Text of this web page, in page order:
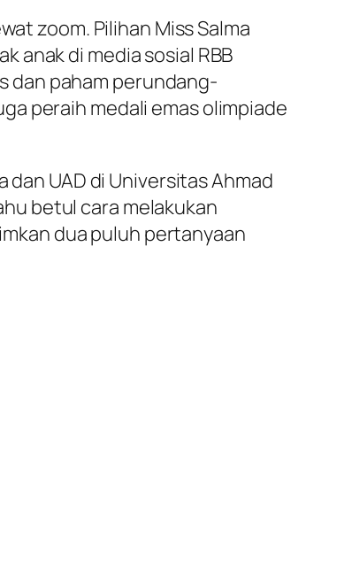
zoom. Pilihan Miss Salma
anak di media sosial RBB
dan paham perundang-
peraih medali emas olimpiade
dan UAD di Universitas Ahmad
betul cara melakukan
dua puluh pertanyaan